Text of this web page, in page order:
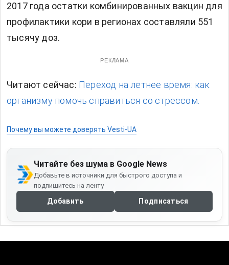
2017 года остатки комбинированных вакцин для
профилактики кори в регионах составляли 551
тысячу доз.
РЕКЛАМА
Читают сейчас: Переход на летнее время: как
организму помочь справиться со стрессом.
Почему вы можете доверять Vesti-UA
Читайте без шума в Google News
Добавьте в источники для быстрого доступа и
подпишитесь на ленту
Добавить Подписаться